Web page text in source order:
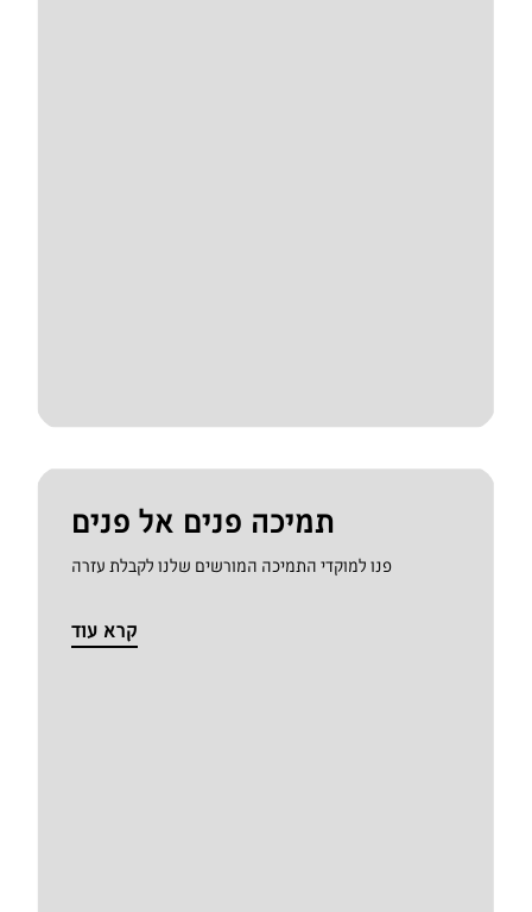
תמיכה פנים אל פנים
פנו למוקדי התמיכה המורשים שלנו לקבלת עזרה
קרא עוד